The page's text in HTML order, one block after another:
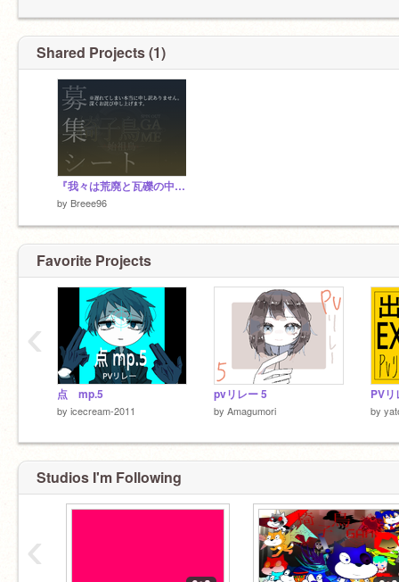
Shared Projects (1)
『我々は荒廃と瓦礫の中から再び反旗を翻すだろう…！！！』
by Breee96
Favorite Projects
点 mp.5
by icecream-2011
pvリレー 5
by Amagumori
PV
by
‹
Studios I'm Following
‹